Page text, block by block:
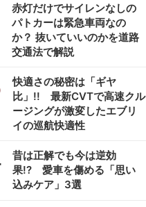
赤灯だけでサイレンなしの
パトカーは緊急車両なの
か？ 抜いていいのかを道路
交通法で解説
快適さの秘密は「ギヤ
比」!! 最新CVTで高速クル
ージングが激変したエブリ
イの巡航快適性
昔は正解でも今は逆効
果!? 愛車を傷める「思い
込みケア」3選